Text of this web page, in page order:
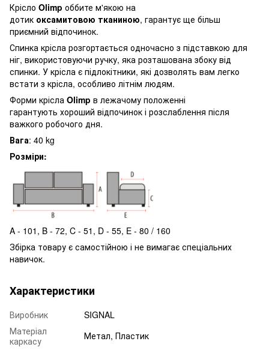
Крісло Olimp оббите м'якою на
дотик оксамитовою тканиною, гарантує ще більш
приємний відпочинок.
Спинка крісла розгортається одночасно з підставкою для
ніг, використовуючи ручку, яка розташована збоку від
спинки. У крісла є підлокітники, які дозволять вам легко
встати з крісла, особливо літнім людям.
Форми крісла Olimp в лежачому положенні
гарантують хороший відпочинок і розслаблення після
важкого робочого дня.
Вага: 40 kg
Розміри:
A - 101, B - 72, C - 51, D - 55, E - 80 / 160
Збірка товару є самостійною і не вимагає спеціальних
навичок.
Характеристики
Виробник
SIGNAL
Матеріал
каркасу
Метал, Пластик